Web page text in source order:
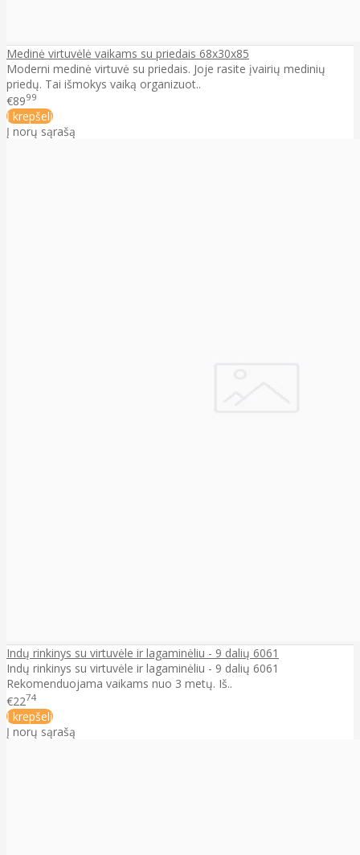
Medinė virtuvėlė vaikams su priedais 68x30x85
Moderni medinė virtuvė su priedais. Joje rasite įvairių medinių
priedų. Tai išmokys vaiką organizuot..
€8999
Į krepšelį
Į norų sąrašą
Indų rinkinys su virtuvėle ir lagaminėliu - 9 dalių 6061
Indų rinkinys su virtuvėle ir lagaminėliu - 9 dalių 6061
Rekomenduojama vaikams nuo 3 metų. Iš..
€2274
Į krepšelį
Į norų sąrašą